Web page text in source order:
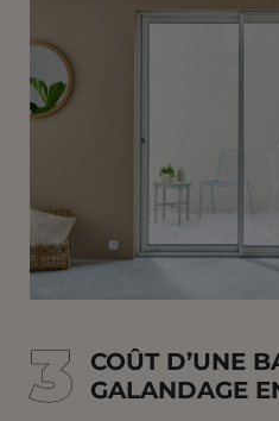
3
3
COÛT D’UNE
GALANDAGE